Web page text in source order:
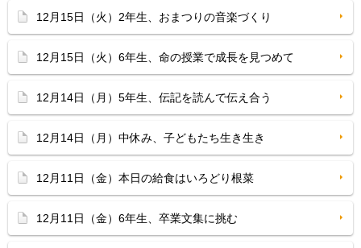
12月15日（火）2年生、おまつりの音楽づくり
12月15日（火）6年生、命の授業で成長を見つめて
12月14日（月）5年生、伝記を読んで伝え合う
12月14日（月）中休み、子どもたち生き生き
12月11日（金）本日の給食はいろどり根菜
12月11日（金）6年生、卒業文集に挑む